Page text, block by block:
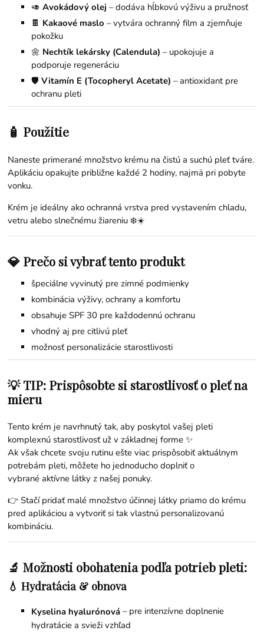
🥑Avokádový olej – dodáva hĺbkovú výživu a pružnosť
🍫 Kakaové maslo – vytvára ochranný film a zjemňuje
pokožku
🌼 Nechtík lekársky (Calendula) – upokojuje a
podporuje regeneráciu
🛡️Vitamín E (Tocopheryl Acetate) – antioxidant pre
ochranu pleti
🧴 Použitie
Naneste primerané množstvo krému na čistú a suchú pleť tváre.
Aplikáciu opakujte približne každé 2 hodiny, najmä pri pobyte
vonku.
Krém je ideálny ako ochranná vrstva pred vystavením chladu,
vetru alebo slnečnému žiareniu ❄️☀️
💎 Prečo si vybrať tento produkt
špeciálne vyvinutý pre zimné podmienky
kombinácia výživy, ochrany a komfortu
obsahuje SPF 30 pre každodennú ochranu
vhodný aj pre citlivú pleť
možnosť personalizácie starostlivosti
💡 TIP: Prispôsobte si starostlivosť o pleť na
mieru
Tento krém je navrhnutý tak, aby poskytol vašej pleti
komplexnú starostlivosť už v základnej forme ✨
Ak však chcete svoju rutinu ešte viac prispôsobiť aktuálnym
potrebám pleti, môžete ho jednoducho doplniť o
vybranéaktívne látky z našej ponuky.
👉 Stačí pridať malé množstvo účinnej látky priamo do krému
pred aplikáciou a vytvoriť si tak vlastnú personalizovanú
kombináciu.
🔬 Možnosti obohatenia podľa potrieb pleti:
💧 Hydratácia & obnova
Kyselina hyalurónová – pre intenzívne doplnenie
hydratácie a svieži vzhľad